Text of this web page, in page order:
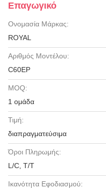
Επαγωγικό
Ονομασία Μάρκας:
ROYAL
Αριθμός Μοντέλου:
C60EP
MOQ:
1 ομάδα
Τιμή:
διαπραγματεύσιμα
Όροι Πληρωμής:
L/C, T/T
Ικανότητα Εφοδιασμού: